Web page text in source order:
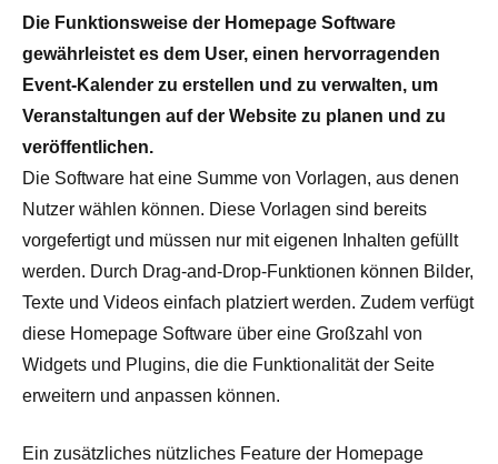
Die Funktionsweise der Homepage Software
gewährleistet es dem User, einen hervorragenden
Event-Kalender zu erstellen und zu verwalten, um
Veranstaltungen auf der Website zu planen und zu
veröffentlichen.
Die Software hat eine Summe von Vorlagen, aus denen
Nutzer wählen können. Diese Vorlagen sind bereits
vorgefertigt und müssen nur mit eigenen Inhalten gefüllt
werden. Durch Drag-and-Drop-Funktionen können Bilder,
Texte und Videos einfach platziert werden. Zudem verfügt
diese Homepage Software über eine Großzahl von
Widgets und Plugins, die die Funktionalität der Seite
erweitern und anpassen können.
Ein zusätzliches nützliches Feature der Homepage